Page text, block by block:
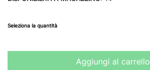
Seleziona la quantità
Aggiungi al carrello